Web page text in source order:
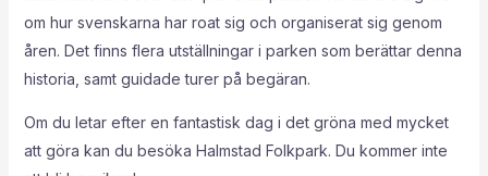
om hur svenskarna har roat sig och organiserat sig genom
åren. Det finns flera utställningar i parken som berättar denna
historia, samt guidade turer på begäran.
Om du letar efter en fantastisk dag i det gröna med mycket
att göra kan du besöka Halmstad Folkpark. Du kommer inte